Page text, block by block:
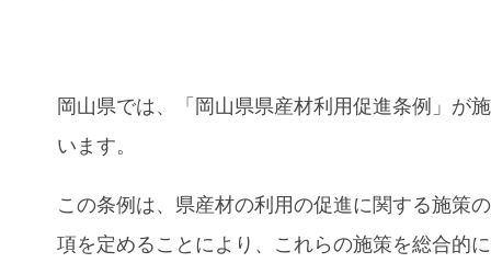
岡山県では、「岡山県県産材利用促進条例」が
います。
この条例は、県産材の利用の促進に関する施策
項を定めることにより、これらの施策を総合的